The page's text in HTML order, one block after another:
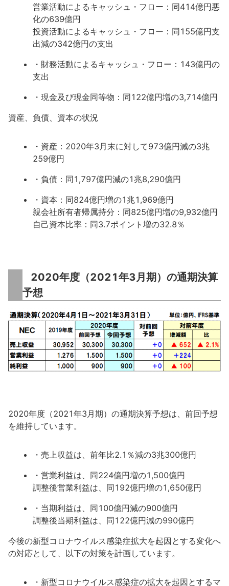
営業活動によるキャッシュ・フロー：同414億円悪
化の639億円
投資活動によるキャッシュ・フロー：同155億円支
出減の342億円の支出
・財務活動によるキャッシュ・フロー：143億円の
支出
・現金及び現金同等物：同122億円増の3,714億円
資産、負債、資本の状況
・資産：2020年3月末に対して973億円減の3兆
259億円
・負債：同1,797億円減の1兆8,290億円
・資本：同824億円増の1兆1,969億円
親会社所有者帰属持分：同825億円増の9,932億円
自己資本比率：同3.7ポイント増の32.8％
2020年度（2021年3月期）の通期決算
予想
2020年度（2021年3月期）の通期決算予想は、前回予想
を維持しています。
・売上収益は、前年比2.1％減の3兆300億円
・営業利益は、同224億円増の1,500億円
調整後営業利益は、同192億円増の1,650億円
・当期利益は、同100億円減の900億円
調整後当期利益は、同122億円減の990億円
今後の新型コロナウイルス感染症拡大を起因とする変化へ
の対応として、以下の対策を計画しています。
・新型コロナウイルス感染症の拡大を起因とするマ